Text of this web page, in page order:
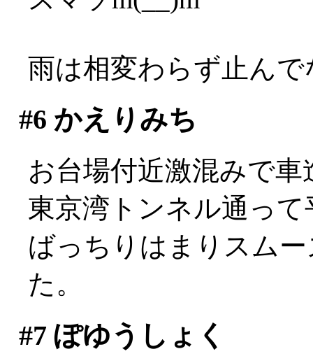
雨は相変わらず止ん
#6 かえりみち
お台場付近激混みで車
東京湾トンネル通っ
ばっちりはまりスム
た。
#7 ぽゆうしょく